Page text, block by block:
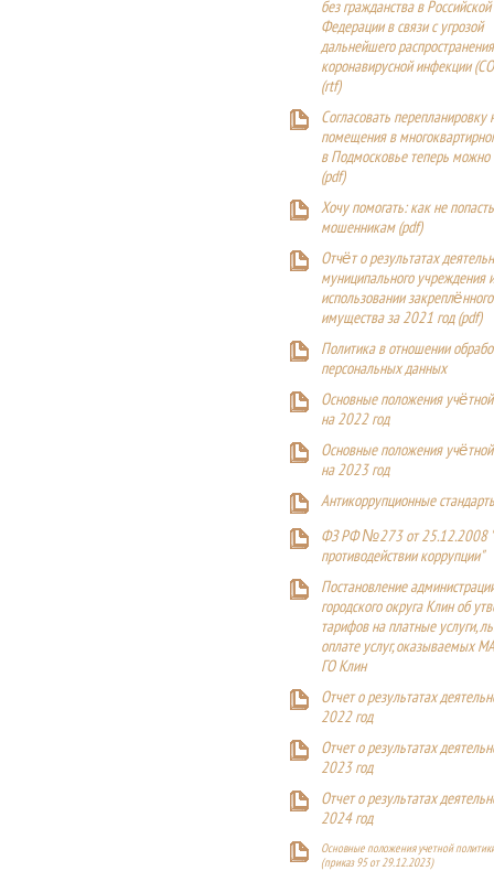
без гражданства в Российской
Федерации в связи с угрозой
дальнейшего
коронавирусной инфекции
(rtf)
Согласовать перепланировку
помещения в
в Подмосковье теперь можно
(pdf)
Хочу помогать: как не
мошенникам (pdf)
Отчёт о результатах
муниципального учреждения
использовании
имущества за 2021 год (pdf)
Политика в отношении
персональных данных
Основные положения
на 2022 год
Основные положения
на 2023 год
Антикоррупционные
ФЗ РФ №273 от 25.12.2008
противодействии коррупции"
Постановление
городского округа Клин об
тарифов на платные услуги,
оплате услуг, оказываемых
ГО Клин
Отчет о результатах
2022 год
Отчет о результатах
2023 год
Отчет о результатах
2024 год
Основные положения учетной
(приказ 95 от 29.12.2023)